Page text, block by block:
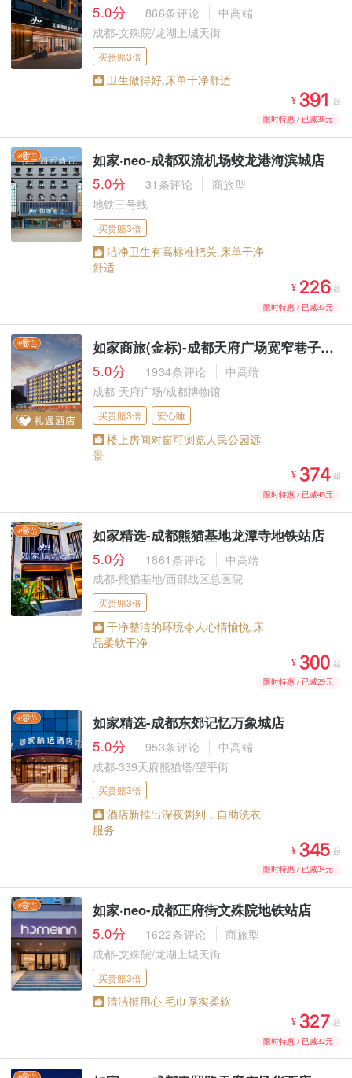
5.0分
866条评论
中高端
成都-文殊院/龙湖上城天街
买贵赔3倍
卫生做得好,床单干净舒适
¥  起
限时特惠 / 已减38元
如家·neo-成都双流机场蛟龙港海滨城店
5.0分
31条评论
商旅型
地铁三号线
买贵赔3倍
洁净卫生有高标准把关,床单干净
舒适
¥  起
限时特惠 / 已减33元
如家商旅(金标)-成都天府广场宽窄巷子人民公园地铁站店
5.0分
1934条评论
中高端
成都-天府广场/成都博物馆
买贵赔3倍 安心睡
楼上房间对窗可浏览人民公园远
景
¥  起
限时特惠 / 已减45元
如家精选-成都熊猫基地龙潭寺地铁站店
5.0分
1861条评论
中高端
成都-熊猫基地/西部战区总医院
买贵赔3倍
干净整洁的环境令人心情愉悦,床
品柔软干净
¥  起
限时特惠 / 已减29元
如家精选-成都东郊记忆万象城店
5.0分
953条评论
中高端
成都-339天府熊猫塔/望平街
买贵赔3倍
酒店新推出深夜粥到，自助洗衣
服务
¥  起
限时特惠 / 已减34元
如家·neo-成都正府街文殊院地铁站店
5.0分
1622条评论
商旅型
成都-文殊院/龙湖上城天街
买贵赔3倍
清洁挺用心,毛巾厚实柔软
¥   起
限时特惠 / 已减32元